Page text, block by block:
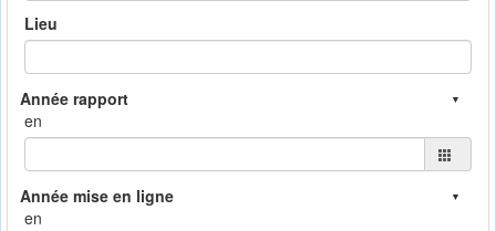
Lieu
en
en